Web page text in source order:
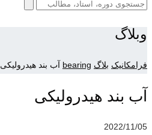
وبلاگ
فرامکانیک بلاگ bearing آب بند هیدرولیکی
آب بند هیدرولیکی
2022/11/05